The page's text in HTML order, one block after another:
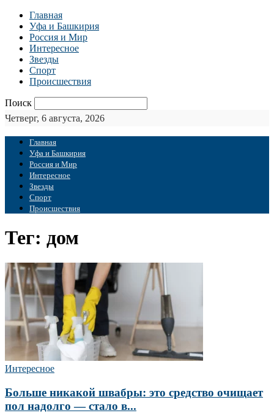
Главная
Уфа и Башкирия
Россия и Мир
Интересное
Звезды
Спорт
Происшествия
Поиск
Четверг, 6 августа, 2026
Главная
Уфа и Башкирия
Россия и Мир
Интересное
Звезды
Спорт
Происшествия
Тег: дом
Интересное
Больше никакой швабры: это средство очищает
пол надолго — стало в...